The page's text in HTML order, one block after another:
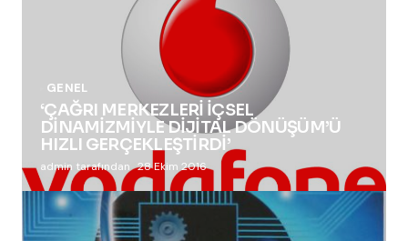
GENEL
‘ÇAĞRI MERKEZLERİ İÇSEL
DİNAMİZMİYLE DİJİTAL DÖNÜŞÜM’Ü
HIZLI GERÇEKLEŞTİRDİ’
admin tarafından 28 Ekim 2016